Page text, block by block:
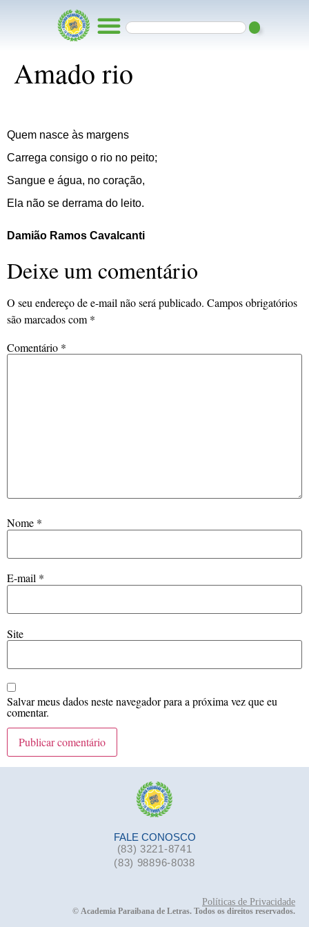
Amado rio
Quem nasce às margens
Carrega consigo o rio no peito;
Sangue e água, no coração,
Ela não se derrama do leito.
Damião Ramos Cavalcanti
Deixe um comentário
O seu endereço de e-mail não será publicado. Campos obrigatórios
são marcados com *
Comentário *
Nome *
E-mail *
Site
Salvar meus dados neste navegador para a próxima vez que eu
comentar.
FALE CONOSCO
(83) 3221-8741
(83) 98896-8038
Políticas de Privacidade
© Academia Paraibana de Letras. Todos os direitos reservados.